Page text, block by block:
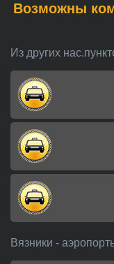
Возможны комбинированные поездки на
Из других
Вязники -